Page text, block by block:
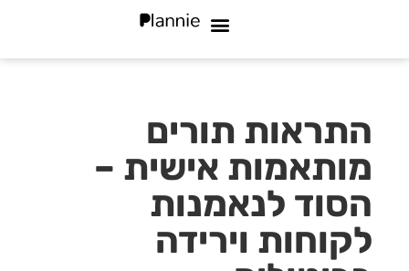
התראות תורים
מותאמות אישית –
הסוד לנאמנות
לקוחות וירידה